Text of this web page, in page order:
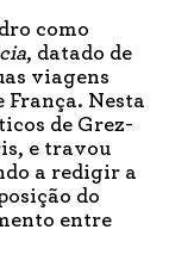
como
, datado de
viagens
França. Nesta
de Grez-
e travou
a redigir a
do
entre